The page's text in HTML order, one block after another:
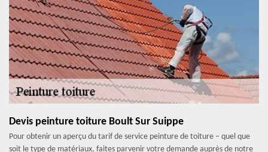
Devis peinture toiture Boult Sur Suippe
Pour obtenir un aperçu du tarif de service peinture de toiture – quel que
soit le type de matériaux, faites parvenir votre demande auprès de notre